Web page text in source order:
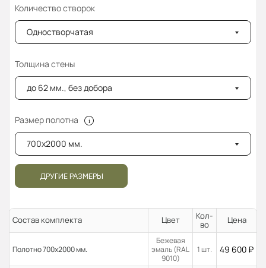
Количество створок
Одностворчатая
Толщина стены
до 62 мм., без добора
Размер полотна
700x2000 мм.
ДРУГИЕ РАЗМЕРЫ
Состав комплекта Цвет
Кол-
во
Цена
Полотно 700x2000 мм.
Бежевая
эмаль (RAL
9010)
1 шт. 49 600 ₽